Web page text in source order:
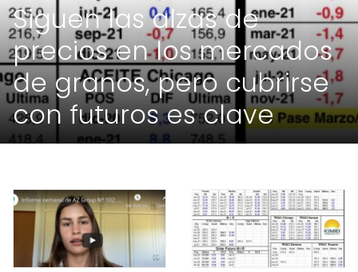
Siguen las alzas de
precios en los mercados
de granos, pero cubrirse
con futuros es clave